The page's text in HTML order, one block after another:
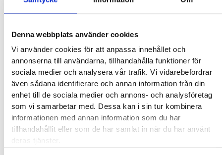
Denna webbplats använder cookies
Vi använder cookies för att anpassa innehållet och
annonserna till användarna, tillhandahålla funktioner för
sociala medier och analysera vår trafik. Vi vidarebefordrar
även sådana identifierare och annan information från din
enhet till de sociala medier och annons- och analysföretag
som vi samarbetar med. Dessa kan i sin tur kombinera
informationen med annan information som du har
tillhandahållit eller som de har samlat in när du har använt
deras tjänster.
Joakim Sundström
Ortopedtekniker
joakim.sundstrom@gaochlopkliniken.se